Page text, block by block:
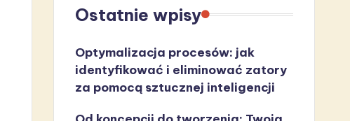
Ostatnie wpisy
Optymalizacja procesów: jak
identyfikować i eliminować zatory
za pomocą sztucznej inteligencji